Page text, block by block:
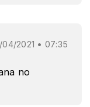
04/2021 • 07:35
no